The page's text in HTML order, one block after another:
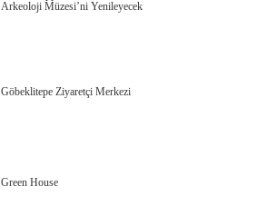
Arkeoloji Müzesi’ni Yenileyecek
Göbeklitepe Ziyaretçi Merkezi
Green House